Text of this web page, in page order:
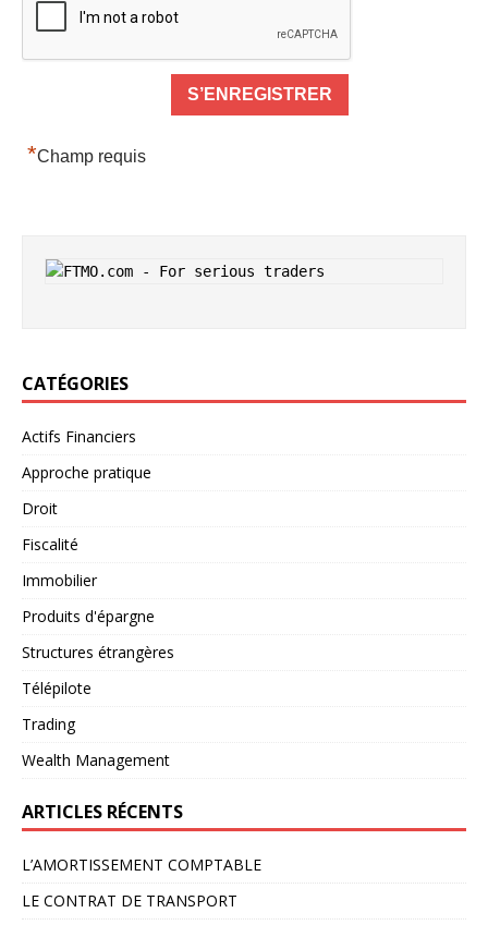
*Champ requis
CATÉGORIES
Actifs Financiers
Approche pratique
Droit
Fiscalité
Immobilier
Produits d'épargne
Structures étrangères
Télépilote
Trading
Wealth Management
ARTICLES RÉCENTS
L’AMORTISSEMENT COMPTABLE
LE CONTRAT DE TRANSPORT